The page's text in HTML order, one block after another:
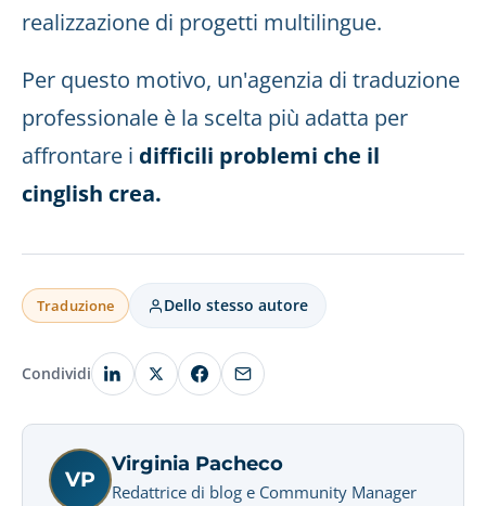
realizzazione di progetti multilingue.
Per questo motivo, un'agenzia di traduzione
professionale è la scelta più adatta per
affrontare i difficili problemi che il
cinglish crea.
Traduzione Dello stesso autore
Condividi
VP
Virginia Pacheco
Redattrice di blog e Community Manager